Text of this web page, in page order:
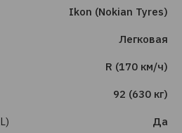
Ikon (Nokian Tyres)
Легковая
R (170 км/ч)
92 (630 кг)
Да